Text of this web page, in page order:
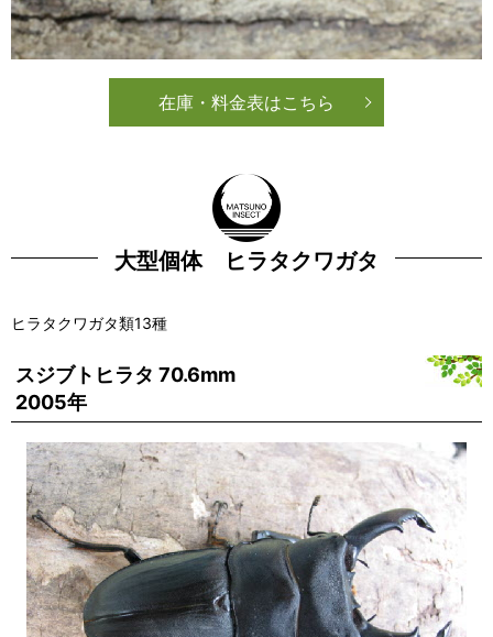
在庫・料金表はこちら
大型個体 ヒラタクワガタ
ヒラタクワガタ類13種
スジブトヒラタ 70.6mm
2005年